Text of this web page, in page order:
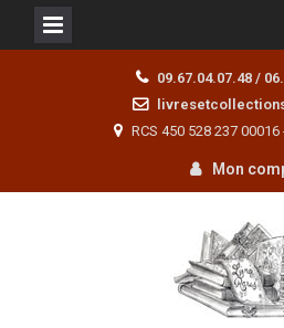
09.67.04.07.48 /
RCS 450 528 237
Mon